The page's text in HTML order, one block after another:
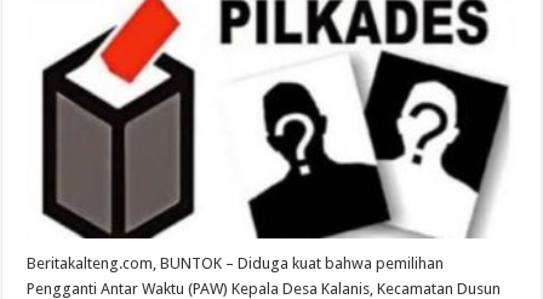
Beritakalteng.com, BUNTOK – Diduga kuat bahwa pemilihan
Pengganti Antar Waktu (PAW) Kepala Desa Kalanis, Kecamatan Dusun